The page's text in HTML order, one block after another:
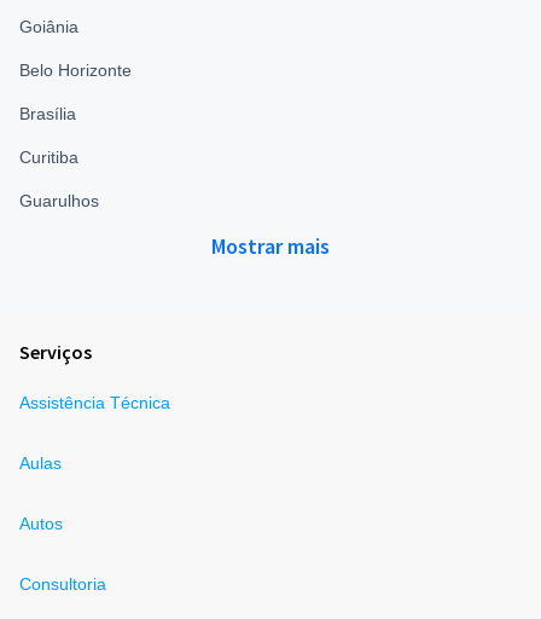
Goiânia
Belo Horizonte
Brasília
Curitiba
Guarulhos
Mostrar mais
Serviços
Assistência Técnica
Aulas
Autos
Consultoria